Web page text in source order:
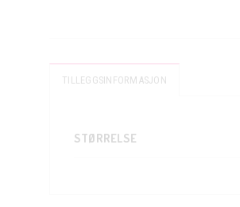
TILLEGGSINFORMASJON
STØRRELSE